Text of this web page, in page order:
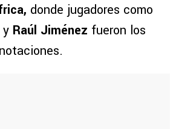
donde jugadores como
y Raúl Jiménez fueron los